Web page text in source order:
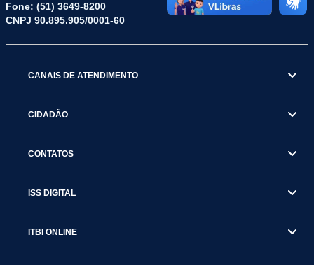
Fone: (51) 3649-8200
CNPJ 90.895.905/0001-60
CANAIS DE ATENDIMENTO
CIDADÃO
CONTATOS
ISS DIGITAL
ITBI ONLINE